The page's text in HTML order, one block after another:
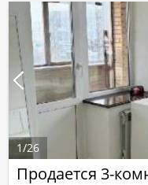
Продается 3-
1/26